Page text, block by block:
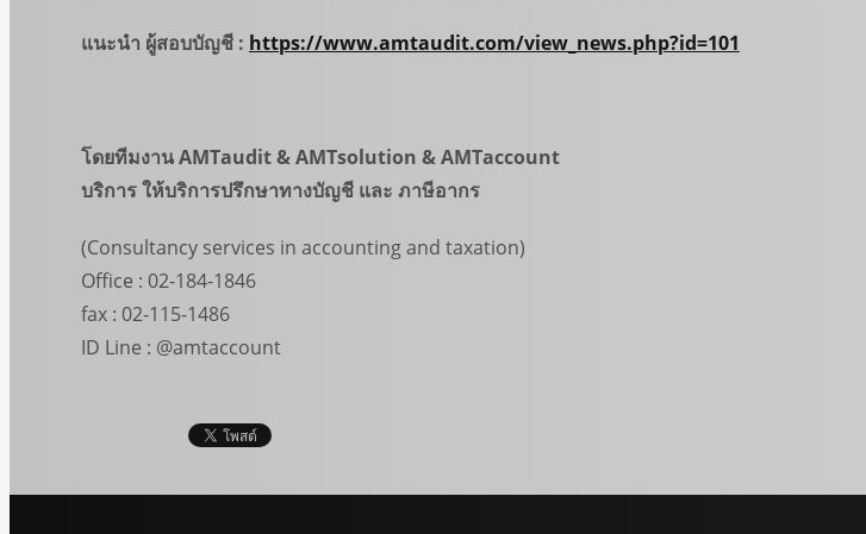
แนะนำ ผู้สอบบัญชี : https://www.amtaudit.com/view_news.php?id=101
โดยทีมงานAMTaudit & AMTsolution & AMTaccount
บริการ ให้บริการปรึกษาทางบัญชี และ ภาษีอากร
(Consultancy services in accounting and taxation)
Office : 02-184-1846
fax : 02-115-1486
ID Line : @amtaccount